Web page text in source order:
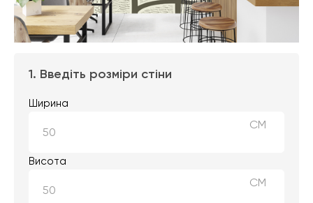
1. Введіть розміри стіни
Ширина
СМ
Висота
СМ